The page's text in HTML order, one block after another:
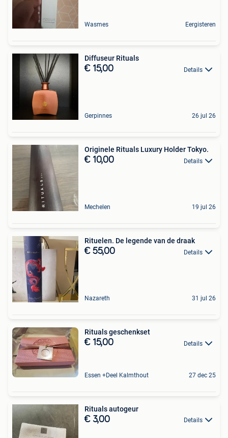
Wasmes Eergisteren
Diffuseur Rituals
€ 15,00 Details
Gerpinnes 26 jul 26
Originele Rituals Luxury Holder Tokyo.
€ 10,00 Details
Mechelen 19 jul 26
Rituelen. De legende van de draak
€ 55,00 Details
Nazareth 31 jul 26
Rituals geschenkset
€ 15,00 Details
Essen +Deel Kalmthout 27 dec 25
Rituals autogeur
€ 3,00 Details